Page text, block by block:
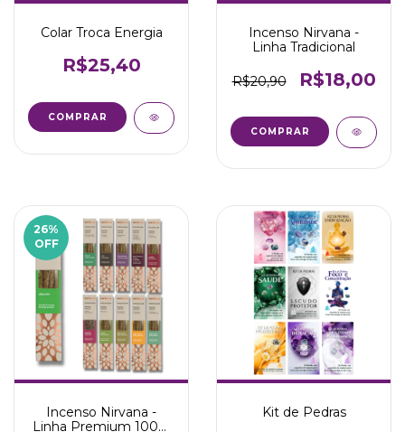
Colar Troca Energia
R$25,40
COMPRAR
Incenso Nirvana -
Linha Tradicional
R$20,90 R$18,00
COMPRAR
26%
OFF
Incenso Nirvana -
Linha Premium 100%
Kit de Pedras